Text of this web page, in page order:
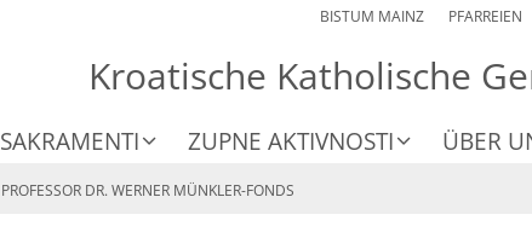
BISTUM MAINZ PFARREIEN
Kroatische Katholische
SAKRAMENTI ZUPNE AKTIVNOSTI ÜBER
PROFESSOR DR. WERNER MÜNKLER-FONDS